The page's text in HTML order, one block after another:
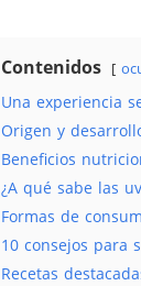
Contenidos
Una experiencia
Origen y
Beneficios
¿A qué sabe las
Formas de
10 consejos para
Recetas